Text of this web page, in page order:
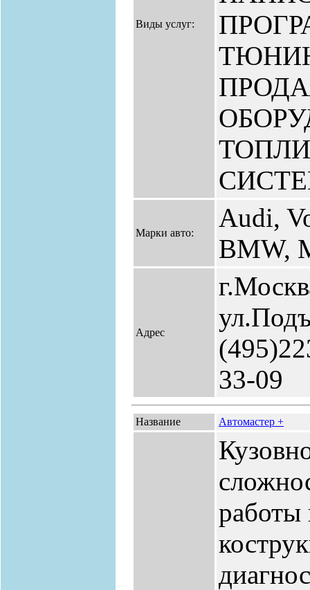
Виды услуг:
Марки авто:
Audi,
BMW,
Адрес
33-09
Название Автомастер +
работы